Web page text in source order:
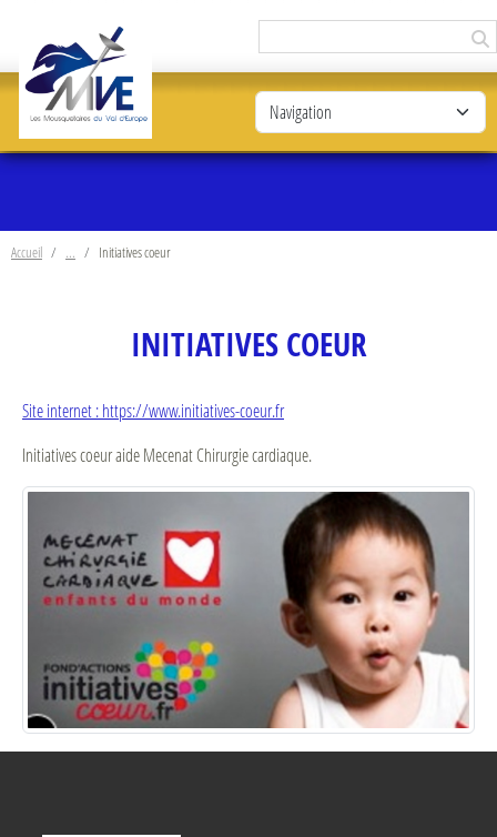
Accueil Initiatives coeur
INITIATIVES COEUR
Site internet : https://www.initiatives-coeur.fr
Initiatives coeur aide Mecenat Chirurgie cardiaque.